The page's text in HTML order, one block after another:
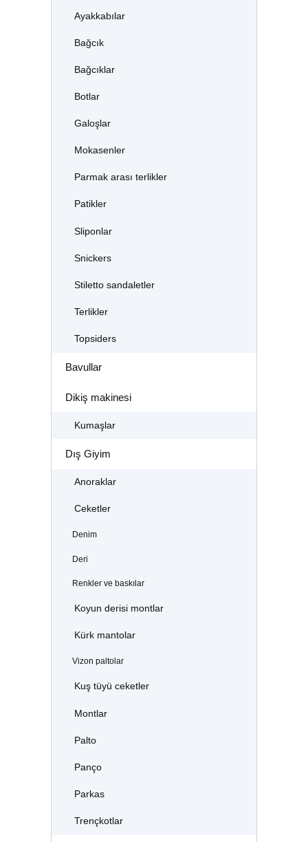
Ayakkabılar
Bağcık
Bağcıklar
Botlar
Galoşlar
Mokasenler
Parmak arası terlikler
Patikler
Sliponlar
Snickers
Stiletto sandaletler
Terlikler
Topsiders
Bavullar
Dikiş makinesi
Kumaşlar
Dış Giyim
Anoraklar
Ceketler
Denim
Deri
Renkler ve baskılar
Koyun derisi montlar
Kürk mantolar
Vizon paltolar
Kuş tüyü ceketler
Montlar
Palto
Panço
Parkas
Trençkotlar